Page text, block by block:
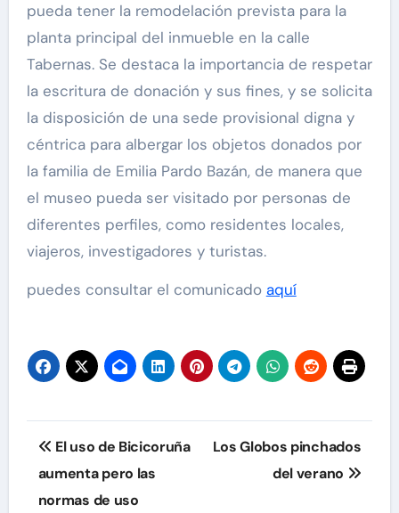
pueda tener la remodelación prevista para la
planta principal del inmueble en la calle
Tabernas. Se destaca la importancia de respetar
la escritura de donación y sus fines, y se solicita
la disposición de una sede provisional digna y
céntrica para albergar los objetos donados por
la familia de Emilia Pardo Bazán, de manera que
el museo pueda ser visitado por personas de
diferentes perfiles, como residentes locales,
viajeros, investigadores y turistas.
puedes consultar el comunicado aquí
Navegación
de
El uso de Bicicoruña
aumenta pero las
normas de uso
Los Globos pinchados
del verano